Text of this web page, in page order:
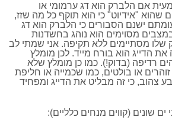
אם הלברק הוא דג ערמומי או
שהוא "אידיוט" כי הוא תוקף כל מה שזז,
ישנם הסבורים כי הלברק הוא דג
מסוימים הוא נוהג בחשדנות
שלו מסתיימים ללא תקיפה. אני שמתי לב
הדייג הוא בורח מייד. לכן מומלץ
רדיפה (בדוק!). כמו כן מומלץ שלא
או בולטים, כמו שכמייה או חליפת
צהוב, כי זה מבליט את הדייג ומפחיד
שונים (קווים מנחים כלליים):